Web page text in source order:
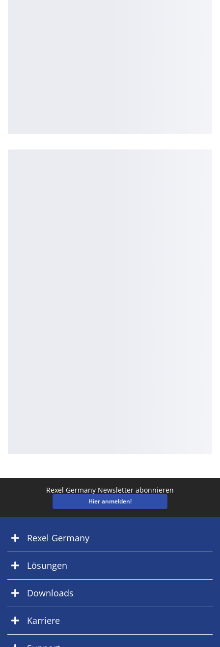
Rexel Germany Newsletter abonnieren
Hier anmelden!
Rexel Germany
Lösungen
Downloads
Karriere